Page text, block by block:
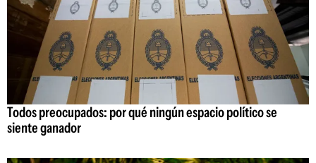
Todos preocupados: por qué ningún espacio político se
siente ganador